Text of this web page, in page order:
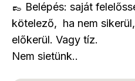
👞 Belépés: saját
kötelező, ha nem
előkerül. Vagy tíz.
Nem sietünk..